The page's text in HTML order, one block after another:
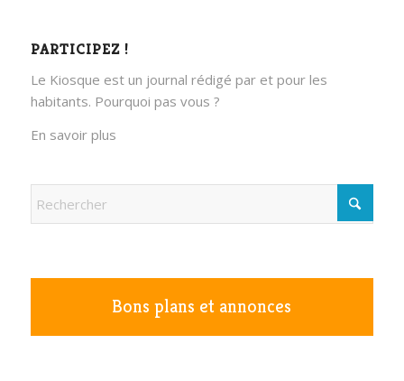
PARTICIPEZ !
Le Kiosque est un journal rédigé par et pour les
habitants. Pourquoi pas vous ?
En savoir plus
Bons plans et annonces